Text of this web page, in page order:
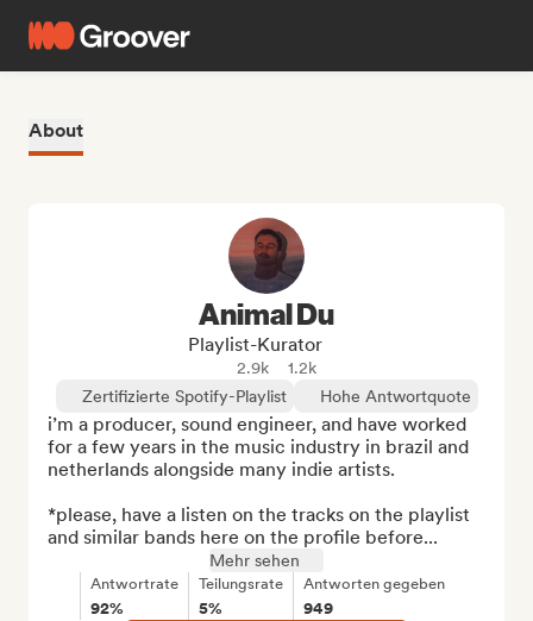
About
Animal Du
Playlist-Kurator
2.9k
1.2k
Zertifizierte Spotify-Playlist
Hohe Antwortquote
i’m a producer, sound engineer, and have worked
for a few years in the music industry in brazil and
netherlands alongside many indie artists.
*please, have a listen on the tracks on the playlist
and similar bands here on the profile before...
Mehr sehen
Antwortrate
92%
Teilungsrate
5%
Antworten gegeben
949